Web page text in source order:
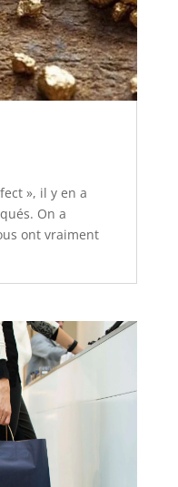
», il y en a
On a
ont vraiment